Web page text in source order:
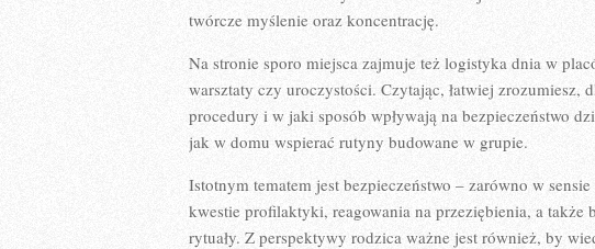
twórcze myślenie oraz koncentrację.
Na stronie sporo miejsca zajmuje też logistyka dnia w
warsztaty czy uroczystości. Czytając, łatwiej zrozumiesz,
procedury i w jaki sposób wpływają na bezpieczeństwo
jak w domu wspierać rutyny budowane w grupie.
Istotnym tematem jest bezpieczeństwo – zarówno w
kwestie profilaktyki, reagowania na przeziębienia, a także
rytuały. Z perspektywy rodzica ważne jest również, by